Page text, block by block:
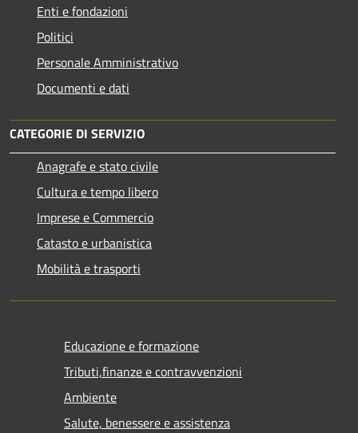
Enti e fondazioni
Politici
Personale Amministrativo
Documenti e dati
CATEGORIE DI SERVIZIO
Anagrafe e stato civile
Cultura e tempo libero
Imprese e Commercio
Catasto e urbanistica
Mobilità e trasporti
Educazione e formazione
Tributi,finanze e contravvenzioni
Ambiente
Salute, benessere e assistenza